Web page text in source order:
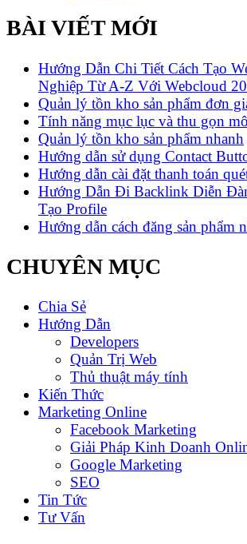
BÀI VIẾT MỚI
Hướng Dẫn Chi Tiết Cách Tạo
Nghiệp Từ A-Z Với Webcloud
Quản lý tồn kho sản phẩm đơn
Tính năng mục lục và thu gọn
Quản lý tồn kho sản phẩm nhanh
Hướng dẫn sử dụng Contact
Hướng dẫn cài đặt thanh toán
Hướng Dẫn Đi Backlink Diễn
Tạo Profile
Hướng dẫn cách đăng sản phẩm
CHUYÊN MỤC
Chia Sẻ
Hướng Dẫn
Developers
Quản Trị Web
Thủ thuật máy tính
Kiến Thức
Marketing Online
Facebook Marketing
Giải Pháp Kinh Doanh
Google Marketing
SEO
Tin Tức
Tư Vấn